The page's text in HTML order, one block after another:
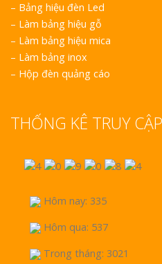
– Bảng hiệu đèn Led
– Làm bảng hiệu gỗ
– Làm bảng hiệu mica
– Làm bảng inox
– Hộp đèn quảng cáo
THỐNG KÊ TRUY CẬP
Hôm nay: 335
Hôm qua: 537
Trong tháng: 3021